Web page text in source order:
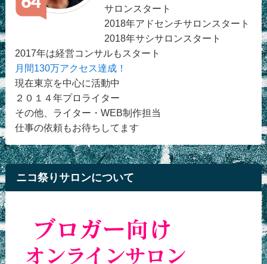
サロンスタート
2018年アドセンチサロンスタート
2018年サシサロンスタート
2017年は経営コンサルもスタート
月間130万アクセス達成！
現在東京を中心に活動中
２０１４年プロライター
その他、ライター・WEB制作担当
仕事の依頼もお待ちしてます
ニコ祭りサロンについて